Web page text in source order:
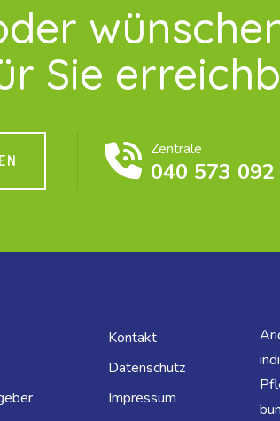
Sie
Zentrale
040 573
Kontakt
Datenschutz
Impressum